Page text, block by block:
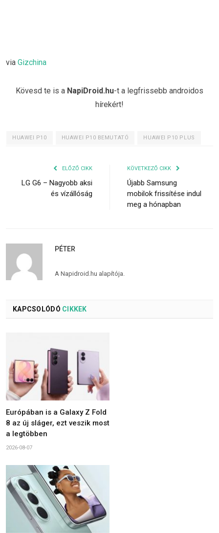
via Gizchina
Kövesd te is a NapiDroid.hu-t a legfrissebb androidos
hírekért!
HUAWEI P10 HUAWEI P10 BEMUTATÓ HUAWEI P10 PLUS
ELŐZŐ CIKK
LG G6 – Nagyobb aksi
és vízállóság
KÖVETKEZŐ CIKK
Újabb Samsung
mobilok frissítése indul
meg a hónapban
PÉTER
A Napidroid.hu alapítója.
KAPCSOLÓDÓ CIKKEK
Európában is a Galaxy Z Fold
8 az új sláger, ezt veszik most
a legtöbben
2026-08-07